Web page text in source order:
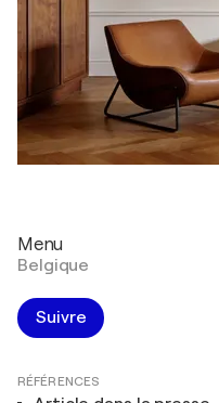
Menu
Belgique
Suivre
RÉFÉRENCES